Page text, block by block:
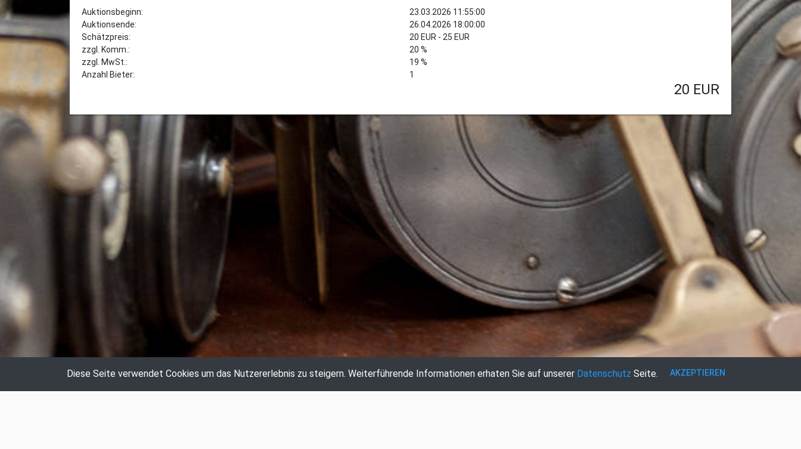
Auktionsbeginn:
23.03.2026 11:55:00
Auktionsende:
26.04.2026 18:00:00
Schätzpreis:
20 EUR - 25 EUR
zzgl. Komm.:
20 %
zzgl. MwSt.:
19 %
Anzahl Bieter:
1
20 EUR
Diese Seite verwendet Cookies um das Nutzererlebnis zu steigern. Weiterführende Informationen erhaten Sie auf unserer Datenschutz Seite. AKZEPTIEREN